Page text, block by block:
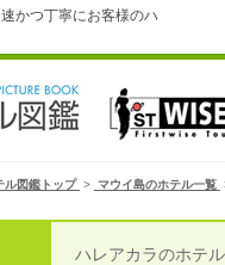
かつ丁寧にお客様のハ
ル図鑑トップ > マウイ島のホテル一覧
ハレアカラのホテ